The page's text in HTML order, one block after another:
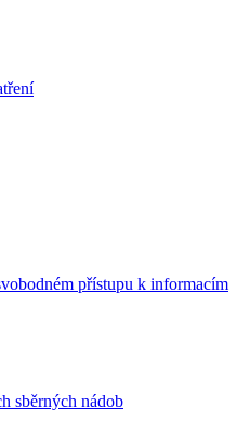
přístupu k informacím
sběrných nádob